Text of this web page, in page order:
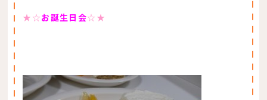
★☆お誕生日会☆★